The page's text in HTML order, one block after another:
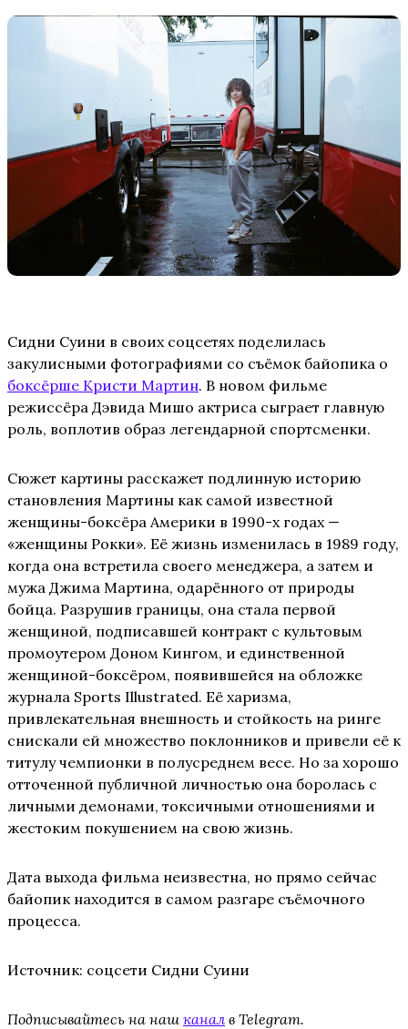
Сидни Суини в своих соцсетях поделилась
закулисными фотографиями со съёмок байопика о
боксёрше Кристи Мартин. В новом фильме
режиссёра Дэвида Мишо актриса сыграет главную
роль, воплотив образ легендарной спортсменки.
Сюжет картины расскажет подлинную историю
становления Мартины как самой известной
женщины-боксёра Америки в 1990-х годах —
«женщины Рокки». Её жизнь изменилась в 1989 году,
когда она встретила своего менеджера, а затем и
мужа Джима Мартина, одарённого от природы
бойца. Разрушив границы, она стала первой
женщиной, подписавшей контракт с культовым
промоутером Доном Кингом, и единственной
женщиной-боксёром, появившейся на обложке
журнала Sports Illustrated. Её харизма,
привлекательная внешность и стойкость на ринге
снискали ей множество поклонников и привели её к
титулу чемпионки в полусреднем весе. Но за хорошо
отточенной публичной личностью она боролась с
личными демонами, токсичными отношениями и
жестоким покушением на свою жизнь.
Дата выхода фильма неизвестна, но прямо сейчас
байопик находится в самом разгаре съёмочного
процесса.
Источник: соцсети Сидни Суини
Подписывайтесь на наш канал в Telegram.